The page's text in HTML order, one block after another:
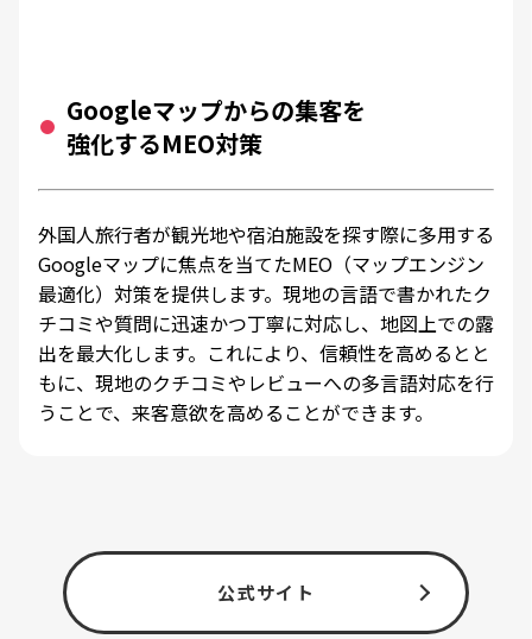
Googleマップからの集客を
強化するMEO対策
外国人旅行者が観光地や宿泊施設を探す際に多用する
Googleマップに焦点を当てたMEO（マップエンジン
最適化）対策を提供します。現地の言語で書かれたク
チコミや質問に迅速かつ丁寧に対応し、地図上での露
出を最大化します。これにより、信頼性を高めるとと
もに、現地のクチコミやレビューへの多言語対応を行
うことで、来客意欲を高めることができます。
公式サイト